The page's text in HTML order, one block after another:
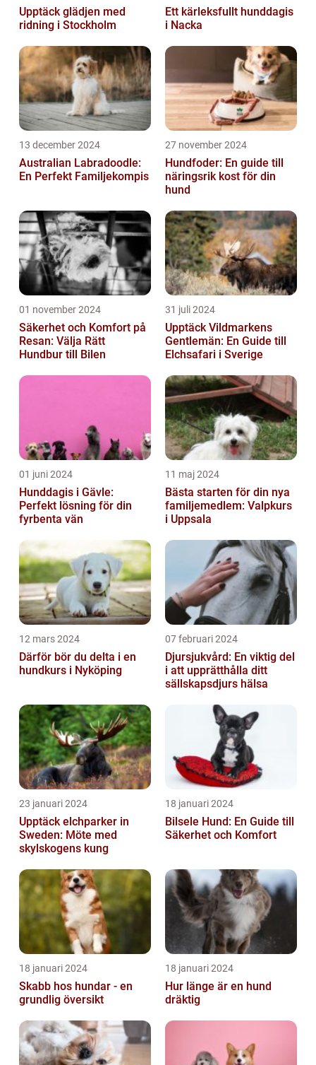
Upptäck glädjen med
ridning i Stockholm
Ett kärleksfullt hunddagis
i Nacka
13 december 2024
Australian Labradoodle:
En Perfekt Familjekompis
27 november 2024
Hundfoder: En guide till
näringsrik kost för din
hund
01 november 2024
Säkerhet och Komfort på
Resan: Välja Rätt
Hundbur till Bilen
31 juli 2024
Upptäck Vildmarkens
Gentlemän: En Guide till
Elchsafari i Sverige
01 juni 2024
Hunddagis i Gävle:
Perfekt lösning för din
fyrbenta vän
11 maj 2024
Bästa starten för din nya
familjemedlem: Valpkurs
i Uppsala
12 mars 2024
Därför bör du delta i en
hundkurs i Nyköping
07 februari 2024
Djursjukvård: En viktig del
i att upprätthålla ditt
sällskapsdjurs hälsa
23 januari 2024
Upptäck elchparker in
Sweden: Möte med
skylskogens kung
18 januari 2024
Bilsele Hund: En Guide till
Säkerhet och Komfort
18 januari 2024
Skabb hos hundar - en
grundlig översikt
18 januari 2024
Hur länge är en hund
dräktig